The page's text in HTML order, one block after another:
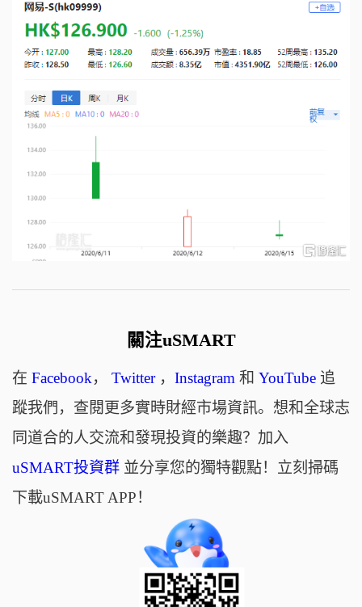
關注uSMART
在 Facebook， Twitter， Instagram 和 YouTube追
蹤我們，查閱更多實時財經市場資訊。想和全球志
同道合的人交流和發現投資的樂趣？加入
uSMART投資群並分享您的獨特觀點！立刻掃碼
下載uSMART APP！